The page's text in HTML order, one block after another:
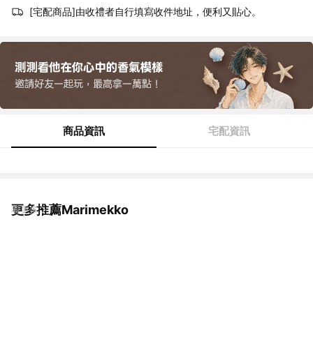
[宅配商品]由收禮者自行填寫收件地址，便利又貼心。
商品資訊 宅配資訊
更多推薦Marimekko
看更多